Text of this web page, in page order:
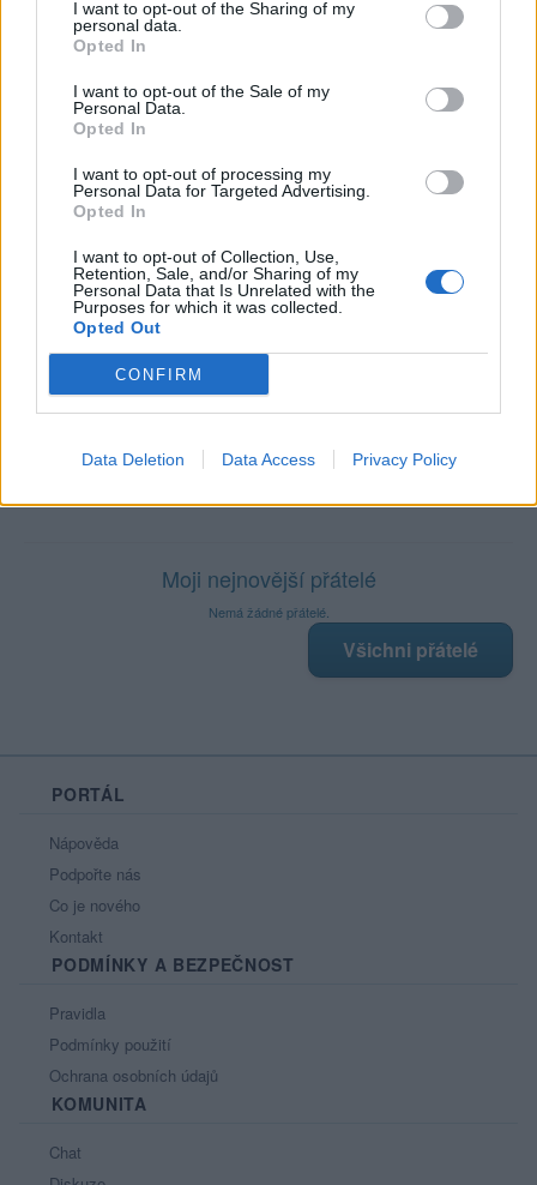
I want to opt-out of the Sharing of my
personal data.
Opted In
I want to opt-out of the Sale of my
Personal Data.
Opted In
I want to opt-out of processing my
Personal Data for Targeted Advertising.
Opted In
I want to opt-out of Collection, Use,
Retention, Sale, and/or Sharing of my
Personal Data that Is Unrelated with the
Purposes for which it was collected.
Opted Out
CONFIRM
Data Deletion Data Access Privacy Policy
Registrace od
Prochatováno : 0.00 hod.
Líbí se:0
Oblibené místnosti
: Žádné
Poslední 3 příspěvky na mé zdi
Zobrazit celou mou zeď
Moji nejnovější přátelé
Nemá žádné přátelé.
Všichni přátelé
PORTÁL
Nápověda
Podpořte nás
Co je nového
Kontakt
PODMÍNKY A BEZPEČNOST
Pravidla
Podmínky použití
Ochrana osobních údajů
KOMUNITA
Chat